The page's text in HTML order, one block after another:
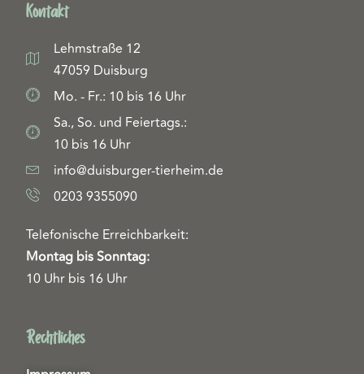
Kontakt
Lehmstraße 12
47059 Duisburg
Mo. - Fr.: 10 bis 16 Uhr
Sa., So. und Feiertags.:
10 bis 16 Uhr
info@duisburger-tierheim.de
0203 9355090
Telefonische Erreichbarkeit:
Montag bis Sonntag:
10 Uhr bis 16 Uhr
Rechtliches